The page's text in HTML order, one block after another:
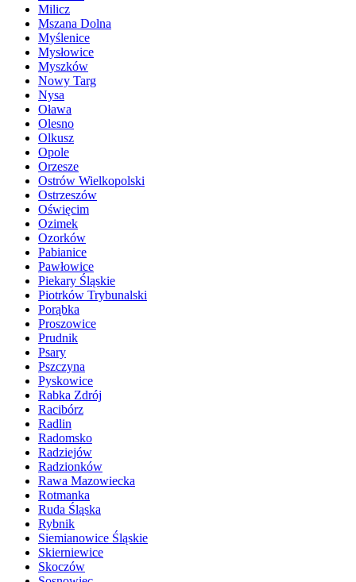
Milicz
Mszana Dolna
Myślenice
Mysłowice
Myszków
Nowy Targ
Nysa
Oława
Olesno
Olkusz
Opole
Orzesze
Ostrów Wielkopolski
Ostrzeszów
Oświęcim
Ozimek
Ozorków
Pabianice
Pawłowice
Piekary Śląskie
Piotrków Trybunalski
Porąbka
Proszowice
Prudnik
Psary
Pszczyna
Pyskowice
Rabka Zdrój
Racibórz
Radlin
Radomsko
Radziejów
Radzionków
Rawa Mazowiecka
Rotmanka
Ruda Śląska
Rybnik
Siemianowice Śląskie
Skierniewice
Skoczów